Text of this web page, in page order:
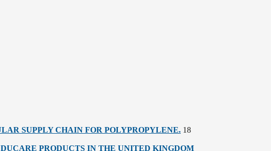
SUPPLY CHAIN FOR POLYPROPYLENE. 18
PRODUCTS IN THE UNITED KINGDOM